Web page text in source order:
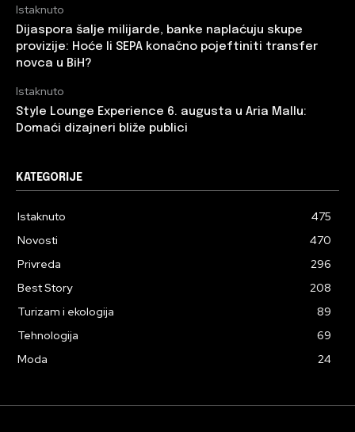
Istaknuto
Dijaspora šalje milijarde, banke naplaćuju skupe
provizije: Hoće li SEPA konačno pojeftiniti transfer
novca u BiH?
Istaknuto
Style Lounge Experience 6. augusta u Aria Mallu:
Domaći dizajneri bliže publici
KATEGORIJE
Istaknuto
475
Novosti
470
Privreda
296
Best Story
208
Turizam i ekologija
89
Tehnologija
69
Moda
24